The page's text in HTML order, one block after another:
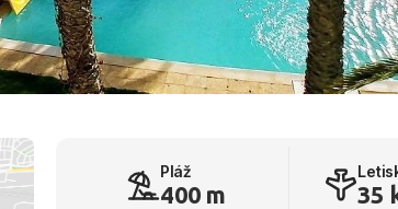
Pláž
400 m 35